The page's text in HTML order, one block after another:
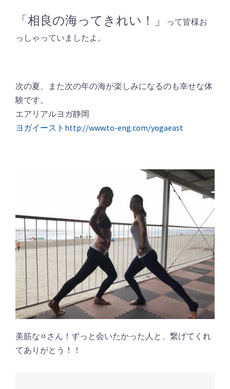
「相良の海ってきれい！」
って皆様お
っしゃっていましたよ。
次の夏、また次の年の海が楽しみになるのも幸せな体
験です。
エアリアルヨガ静岡
ヨガイーストhttp://www.to-eng.com/yogaeast
美筋な⚪︎さん！ずっと会いたかった人と、繋げてくれ
てありがとう！！